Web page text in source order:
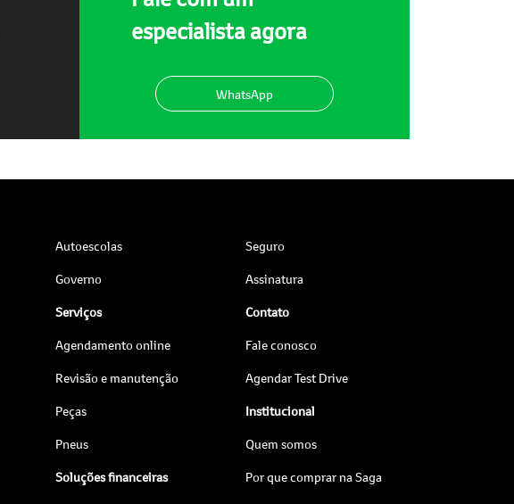
especialista agora
WhatsApp
Autoescolas
Governo
Serviços
Agendamento online
Revisão e manutenção
Peças
Pneus
Soluções financeiras
Seguro
Assinatura
Contato
Fale conosco
Agendar Test Drive
Institucional
Quem somos
Por que comprar na Saga